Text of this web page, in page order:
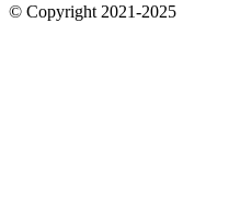
© Copyright 2021-2025